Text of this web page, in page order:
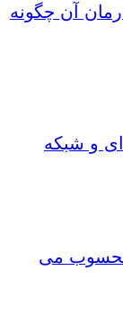
آن چگونه
و شبکه
محسوب می